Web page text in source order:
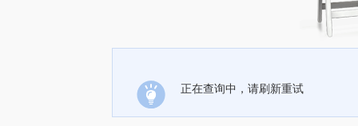
正在查询中，请刷新重试